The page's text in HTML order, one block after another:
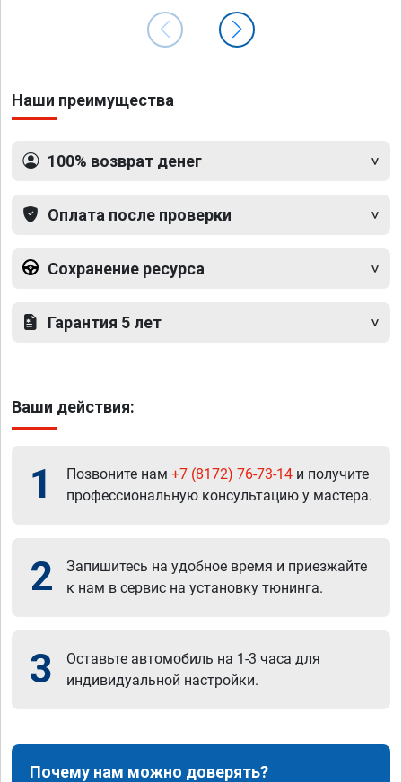
Наши преимущества
100% возврат денег
Оплата после проверки
Сохранение ресурса
Гарантия 5 лет
Ваши действия:
1 Позвоните нам +7 (8172) 76-73-14 и получите
профессиональную консультацию у мастера.
2
Запишитесь на удобное время и приезжайте
к нам в сервис на установку тюнинга.
3
Оставьте автомобиль на 1-3 часа для
индивидуальной настройки.
Почему нам можно доверять?